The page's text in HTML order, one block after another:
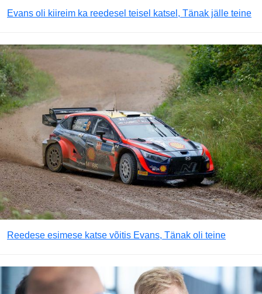
Evans oli kiireim ka reedesel teisel katsel, Tänak jälle teine
Reedese esimese katse võitis Evans, Tänak oli teine